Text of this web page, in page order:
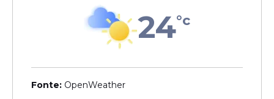
Timbaúba, com duas vagas.
24°c
Fonte: OpenWeather